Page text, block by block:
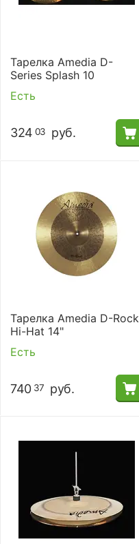
Тарелка Amedia D-
Series Splash 10
Есть
324 03 руб.
Тарелка Amedia D-Rock
Hi-Hat 14"
Есть
740 37 руб.